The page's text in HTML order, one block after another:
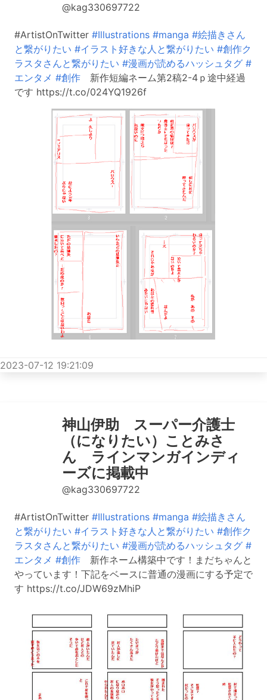
@kag330697722
#ArtistOnTwitter #Illustrations #manga #絵描きさん
と繋がりたい #イラスト好きな人と繋がりたい #創作ク
ラスタさんと繋がりたい #漫画が読めるハッシュタグ #
エンタメ #創作 新作短編ネーム第2稿2-4ｐ途中経過
です https://t.co/024YQ1926f
2023-07-12 19:21:09
神山伊助 スーパー介護士
（になりたい）ことみさ
ん ラインマンガインディ
ーズに掲載中
@kag330697722
#ArtistOnTwitter #Illustrations #manga #絵描きさん
と繋がりたい #イラスト好きな人と繋がりたい #創作ク
ラスタさんと繋がりたい #漫画が読めるハッシュタグ #
エンタメ #創作 新作ネーム構築中です！まだちゃんと
やっています！下記をベースに普通の漫画にする予定で
す https://t.co/JDW69zMhiP